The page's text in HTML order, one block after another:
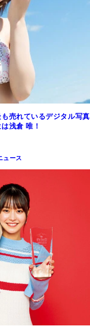
売れているデジタル写真
浅倉 唯！
ュース